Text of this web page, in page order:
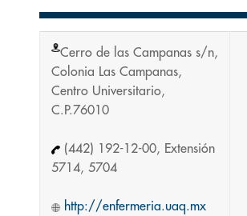
Cerro de las Campanas s/n,
Colonia Las Campanas,
Centro Universitario,
C.P.76010
(442) 192-12-00, Extensión
5714, 5704
http://enfermeria.uaq.mx